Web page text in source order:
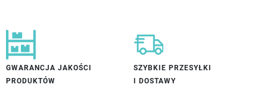
GWARANCJA JAKOŚCI
PRODUKTÓW
SZYBKIE PRZESYŁKI
I DOSTAWY